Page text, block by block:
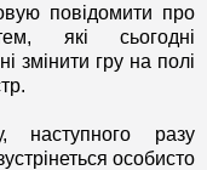
повідомити про
які сьогодні
змінити гру на полі
наступного разу
особисто